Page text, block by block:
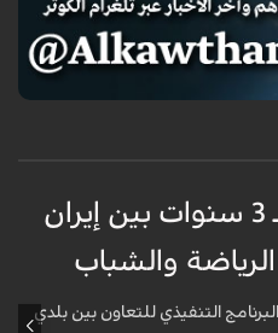
توقيع وثيقة تعاون لـ 3 سنوات بين إيران
والشباب
التنفيذي للتعاون بين بلدي